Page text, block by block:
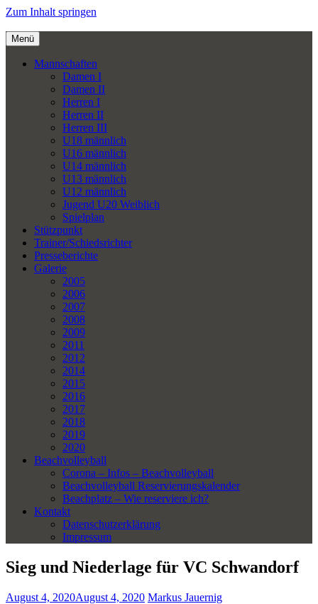
Zum Inhalt springen
Menü
Mannschaften
Damen I
Damen II
Herren I
Herren II
Herren III
U18 männlich
U16 männlich
U14 männlich
U13 männlich
U12 männlich
Jugend U20 Weiblich
Spielplan
Stützpunkt
Trainer/Schiedsrichter
Presseberichte
Galerie
2005
2006
2007
2008
2009
2011
2012
2014
2015
2016
2017
2018
2019
2020
Beachvolleyball
Corona – Infos – Beachvolleyball
Beachvolleyball Reservierungskalender
Beachplatz – Wie reserviere ich?
Kontakt
Datenschutzerklärung
Impressum
Sieg und Niederlage für VC Schwandorf
August 4, 2020August 4, 2020 Markus Jauernig